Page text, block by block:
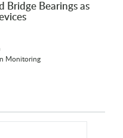
Bridge Bearings as
Monitoring